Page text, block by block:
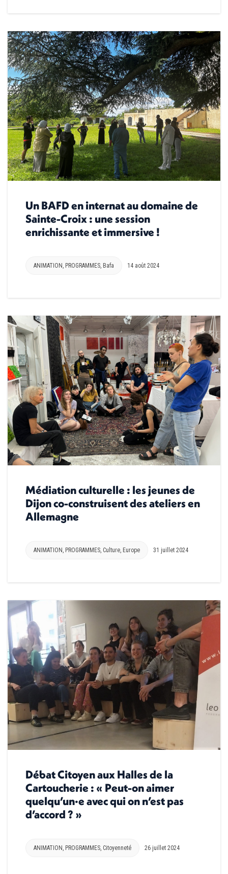
Un BAFD en internat au domaine de
Sainte-Croix : une session
enrichissante et immersive !
ANIMATION , PROGRAMMES, Bafa 14 août 2024
Médiation culturelle : les jeunes de
Dijon co-construisent des ateliers en
Allemagne
ANIMATION PROGRAMMES Culture Europe 31 juillet 2024
Débat Citoyen aux Halles de la
Cartoucherie : « Peut-on aimer
quelqu’un·e avec qui on n’est pas
d’accord ? »
ANIMATION PROGRAMMES Citoyenneté 26 juillet 2024